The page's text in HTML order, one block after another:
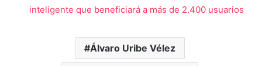
inteligente que beneficiará a más de 2.400 usuarios
Álvaro Uribe Vélez